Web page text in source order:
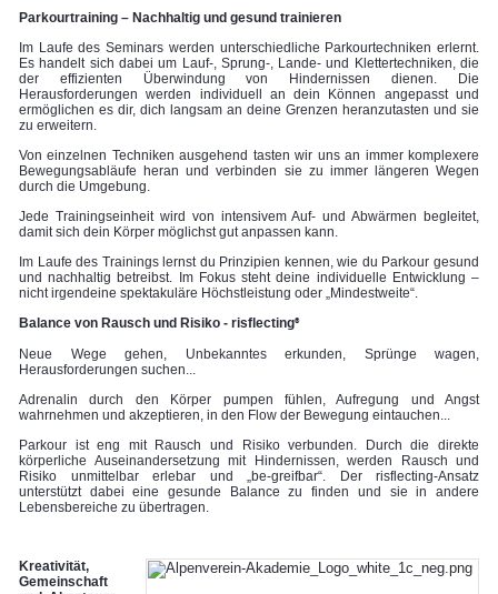
Parkourtraining – Nachhaltig und gesund trainieren
Im Laufe des Seminars werden unterschiedliche Parkourtechniken erlernt.
Es handelt sich dabei um Lauf-, Sprung-, Lande- und Klettertechniken, die
der effizienten Überwindung von Hindernissen dienen. Die
Herausforderungen werden individuell an dein Können angepasst und
ermöglichen es dir, dich langsam an deine Grenzen heranzutasten und sie
zu erweitern.
Von einzelnen Techniken ausgehend tasten wir uns an immer komplexere
Bewegungsabläufe heran und verbinden sie zu immer längeren Wegen
durch die Umgebung.
Jede Trainingseinheit wird von intensivem Auf- und Abwärmen begleitet,
damit sich dein Körper möglichst gut anpassen kann.
Im Laufe des Trainings lernst du Prinzipien kennen, wie du Parkour gesund
und nachhaltig betreibst. Im Fokus steht deine individuelle Entwicklung –
nicht irgendeine spektakuläre Höchstleistung oder „Mindestweite“.
Balance von Rausch und Risiko - risflecting®
Neue Wege gehen, Unbekanntes erkunden, Sprünge wagen,
Herausforderungen suchen...
Adrenalin durch den Körper pumpen fühlen, Aufregung und Angst
wahrnehmen und akzeptieren, in den Flow der Bewegung eintauchen...
Parkour ist eng mit Rausch und Risiko verbunden. Durch die direkte
körperliche Auseinandersetzung mit Hindernissen, werden Rausch und
Risiko unmittelbar erlebar und „be-greifbar“. Der risflecting-Ansatz
unterstützt dabei eine gesunde Balance zu finden und sie in andere
Lebensbereiche zu übertragen.
Kreativität,
Gemeinschaft